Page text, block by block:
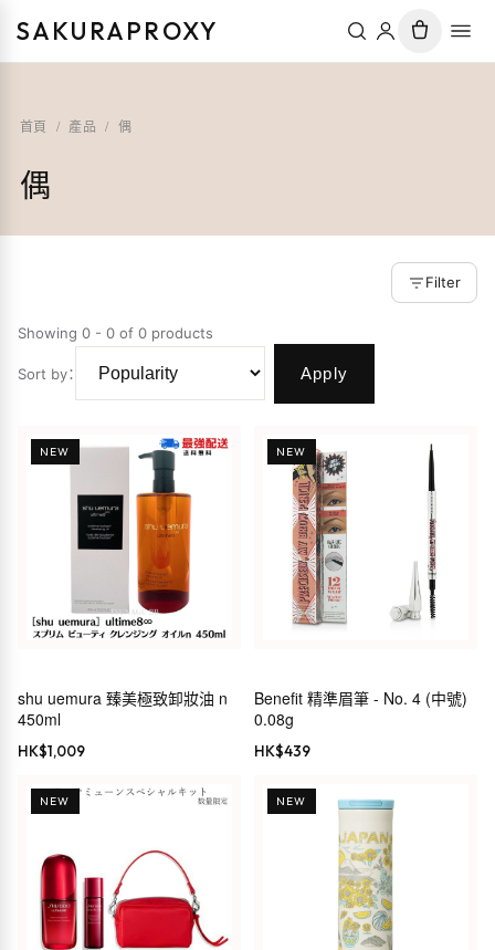
SAKURAPROXY
首頁 / 產品 / 偶
偶
Filter
Showing 0 - 0 of 0 products
Sort by： Apply
NEW
shu uemura 臻美極致卸妝油 n
450ml
HK$1,009
NEW
Benefit 精準眉筆 - No. 4 (中號)
0.08g
HK$439
NEW NEW